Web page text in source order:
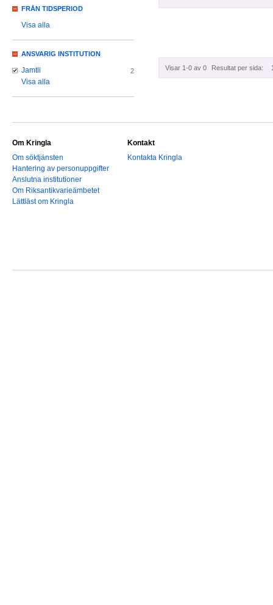
Visar 1-0 av 0 Resultat per sida:
FRÅN TIDSPERIOD
Visa alla
ANSVARIG INSTITUTION
Jamtli 2
Visa alla
Om Kringla
Om söktjänsten
Hantering av personuppgifter
Anslutna institutioner
Om Riksantikvarieämbetet
Lättläst om Kringla
Kontakt
Kontakta Kringla